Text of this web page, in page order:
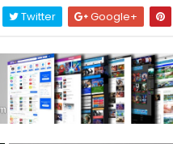
Twitter Google+